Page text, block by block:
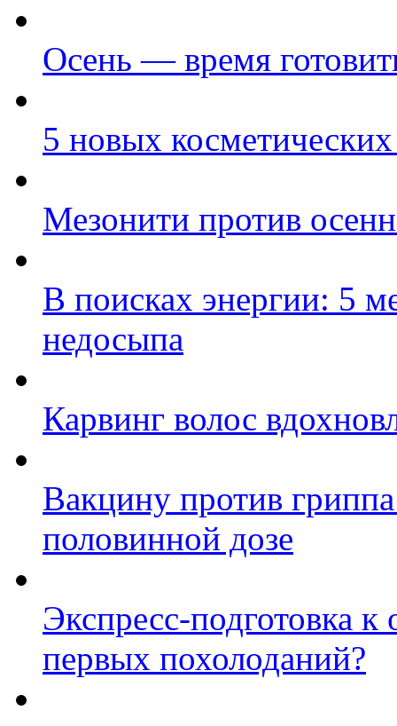
Осень — время
5 новых
Мезонити против
В поисках энергии: 5
недосыпа
Карвинг волос
Вакцину против
половинной дозе
Экспресс-подготовка к
первых похолоданий?